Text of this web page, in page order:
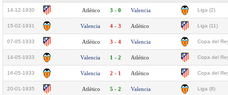
14-12-1930 Atlético 3 - 0 Valencia Liga (2)
15-02-1931 Valencia 4 - 3 Atlético Liga (11)
07-05-1933 Atlético 3 - 4 Valencia Copa del
14-05-1933 Valencia 1 - 2 Atlético Copa del
16-05-1933 Valencia 2 - 1 Atlético Copa del
20-01-1935 Atlético 5 - 2 Valencia Liga (8)